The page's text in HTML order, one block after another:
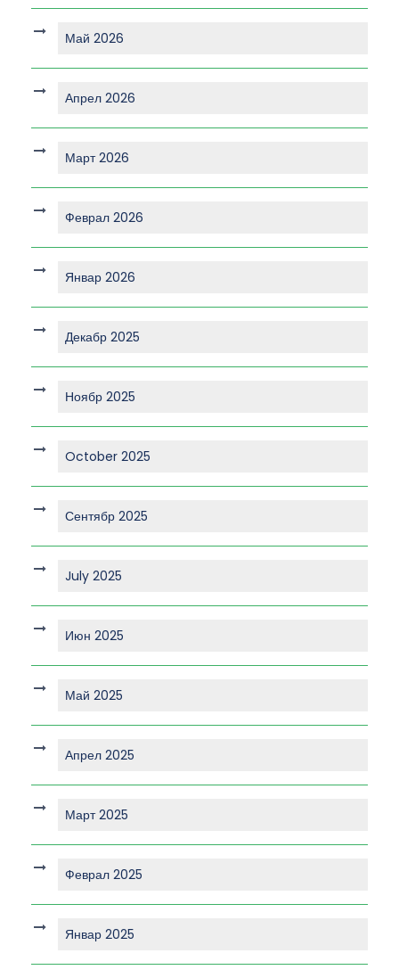
Май 2026
Апрел 2026
Март 2026
Феврал 2026
Январ 2026
Декабр 2025
Ноябр 2025
October 2025
Сентябр 2025
July 2025
Июн 2025
Май 2025
Апрел 2025
Март 2025
Феврал 2025
Январ 2025